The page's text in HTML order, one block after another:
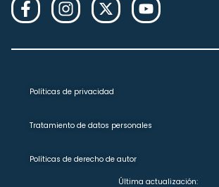
Políticas de privacidad
Tratamiento de datos personales
Políticas de derecho de autor
Última actualización: